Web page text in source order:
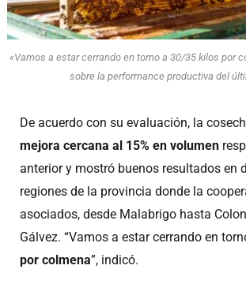
«Vamos a estar cerrando en torno a 30/35 kilos por
sobre la performance productiva del
De acuerdo con su evaluación, la
mejora cercana al 15% en volumen
anterior y mostró buenos resultados en
regiones de la provincia donde la
asociados, desde Malabrigo hasta
Gálvez. “Vamos a estar cerrando en
por colmena”, indicó.